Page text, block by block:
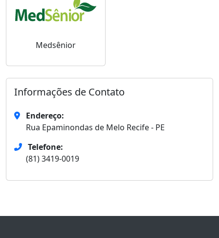
Medsênior
Informações de Contato
Endereço:
Rua Epaminondas de Melo Recife - PE
Telefone:
(81) 3419-0019